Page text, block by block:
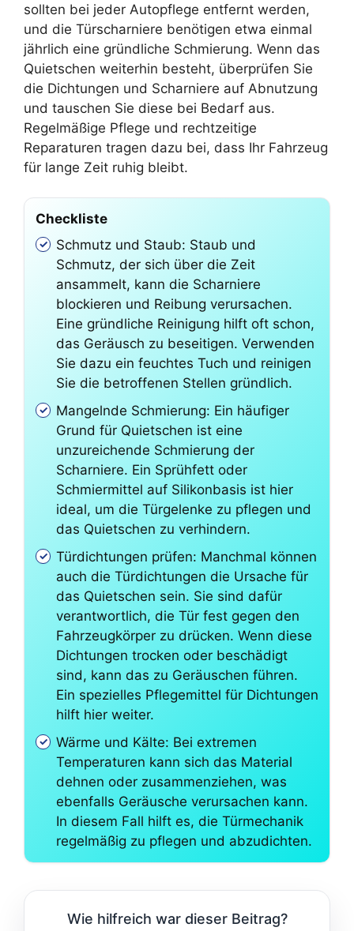
sollten bei jeder Autopflege entfernt werden,
und die Türscharniere benötigen etwa einmal
jährlich eine gründliche Schmierung. Wenn das
Quietschen weiterhin besteht, überprüfen Sie
die Dichtungen und Scharniere auf Abnutzung
und tauschen Sie diese bei Bedarf aus.
Regelmäßige Pflege und rechtzeitige
Reparaturen tragen dazu bei, dass Ihr Fahrzeug
für lange Zeit ruhig bleibt.
Checkliste
Schmutz und Staub: Staub und
Schmutz, der sich über die Zeit
ansammelt, kann die Scharniere
blockieren und Reibung verursachen.
Eine gründliche Reinigung hilft oft schon,
das Geräusch zu beseitigen. Verwenden
Sie dazu ein feuchtes Tuch und reinigen
Sie die betroffenen Stellen gründlich.
Mangelnde Schmierung: Ein häufiger
Grund für Quietschen ist eine
unzureichende Schmierung der
Scharniere. Ein Sprühfett oder
Schmiermittel auf Silikonbasis ist hier
ideal, um die Türgelenke zu pflegen und
das Quietschen zu verhindern.
Türdichtungen prüfen: Manchmal können
auch die Türdichtungen die Ursache für
das Quietschen sein. Sie sind dafür
verantwortlich, die Tür fest gegen den
Fahrzeugkörper zu drücken. Wenn diese
Dichtungen trocken oder beschädigt
sind, kann das zu Geräuschen führen.
Ein spezielles Pflegemittel für Dichtungen
hilft hier weiter.
Wärme und Kälte: Bei extremen
Temperaturen kann sich das Material
dehnen oder zusammenziehen, was
ebenfalls Geräusche verursachen kann.
In diesem Fall hilft es, die Türmechanik
regelmäßig zu pflegen und abzudichten.
Wie hilfreich war dieser Beitrag?